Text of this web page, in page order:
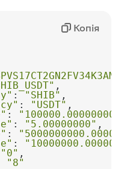
: "SHIB"
: "USDT"
:
"100000.00000000"
: "5.00000000"
:
:
"0"
"8"
Копія